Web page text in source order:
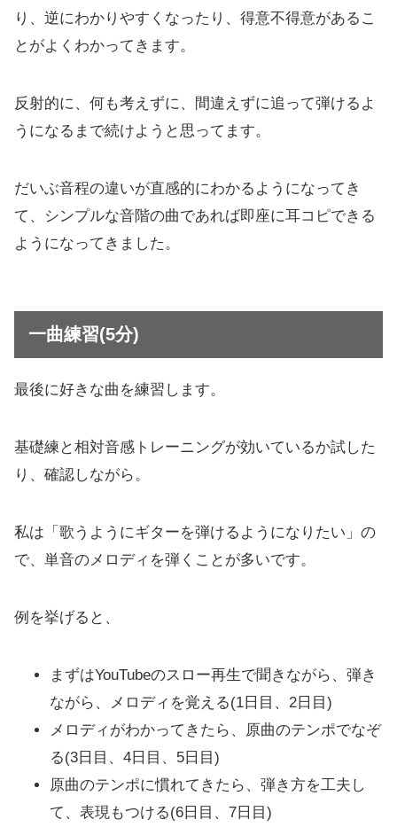
り、逆にわかりやすくなったり、得意不得意があるこ
とがよくわかってきます。
反射的に、何も考えずに、間違えずに追って弾けるよ
うになるまで続けようと思ってます。
だいぶ音程の違いが直感的にわかるようになってき
て、シンプルな音階の曲であれば即座に耳コピできる
ようになってきました。
一曲練習(5分)
最後に好きな曲を練習します。
基礎練と相対音感トレーニングが効いているか試した
り、確認しながら。
私は「歌うようにギターを弾けるようになりたい」の
で、単音のメロディを弾くことが多いです。
例を挙げると、
まずはYouTubeのスロー再生で聞きながら、弾き
ながら、メロディを覚える(1日目、2日目)
メロディがわかってきたら、原曲のテンポでなぞ
る(3日目、4日目、5日目)
原曲のテンポに慣れてきたら、弾き方を工夫し
て、表現もつける(6日目、7日目)